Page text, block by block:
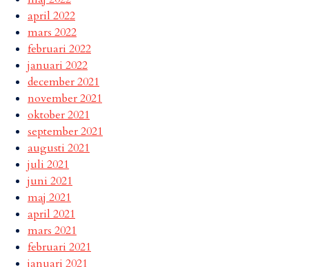
april 2022
mars 2022
februari 2022
januari 2022
december 2021
november 2021
oktober 2021
september 2021
augusti 2021
juli 2021
juni 2021
maj 2021
april 2021
mars 2021
februari 2021
januari 2021